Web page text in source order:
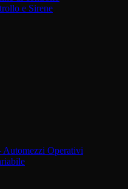
e Sirene
Automezzi Operativi